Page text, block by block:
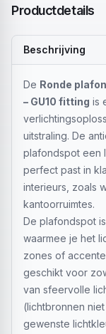
Productdetails
Beschrijving
De Ronde
– GU10 fitting is
uitstraling. De
plafondspot een
perfect past in
interieurs, zoals
kantoorruimtes.
De plafondspot
waarmee je het
zones of
geschikt voor
van sfeervolle
(lichtbronnen
gewenste